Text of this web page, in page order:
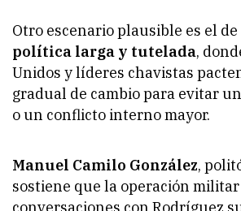
Otro escenario plausible es el
política larga y tutelada,
Unidos y líderes chavistas
gradual de cambio para evitar
o un conflicto interno mayor.
Manuel Camilo González,
sostiene que la operación militar